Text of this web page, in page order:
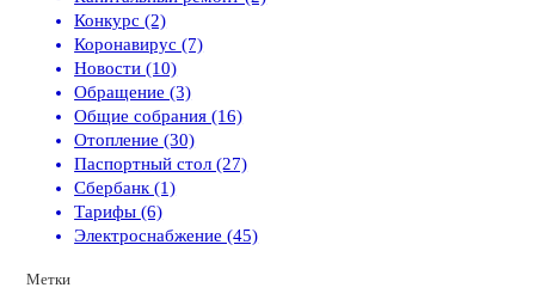
Конкурс (2)
Коронавирус (7)
Новости (10)
Обращение (3)
Общие собрания (16)
Отопление (30)
Паспортный стол (27)
Сбербанк (1)
Тарифы (6)
Электроснабжение (45)
Метки